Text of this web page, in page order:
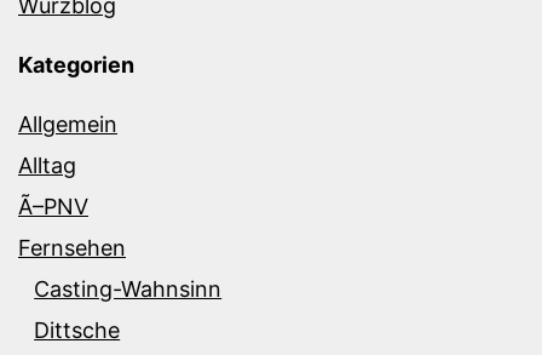
Kategorien
Allgemein
Alltag
Ã–PNV
Fernsehen
Casting-Wahnsinn
Dittsche